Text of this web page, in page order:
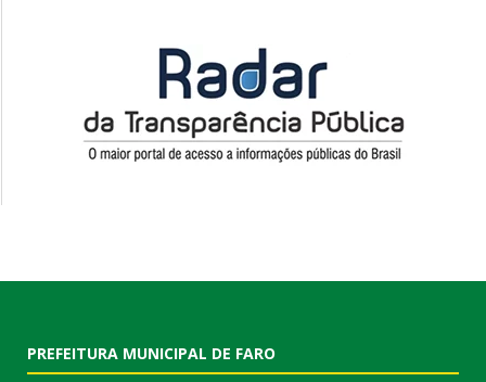
PREFEITURA MUNICIPAL DE FARO